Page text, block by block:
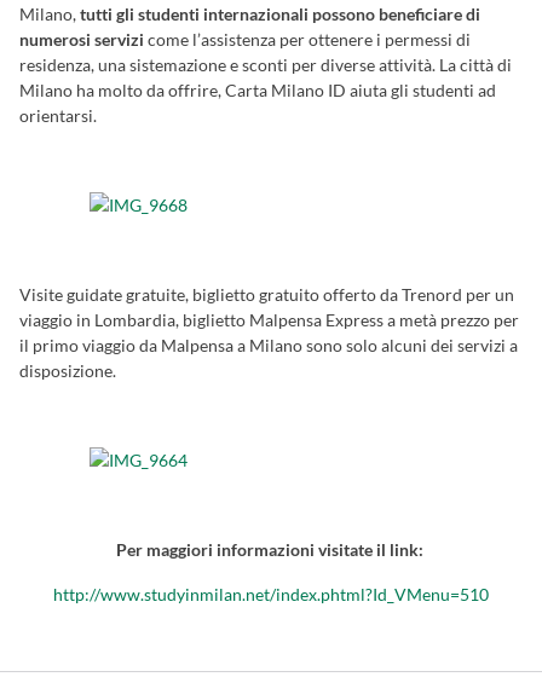
Milano,tutti gli studenti internazionali possono beneficiare di
numerosi servizi come l’assistenza per ottenere i permessi di
residenza, una sistemazione e sconti per diverse attività. La città di
Milano ha molto da offrire, Carta Milano ID aiuta gli studenti ad
orientarsi.
Visite guidate gratuite, biglietto gratuito offerto da Trenord per un
viaggio in Lombardia, biglietto Malpensa Express a metà prezzo per
il primo viaggio da Malpensa a Milano sono solo alcuni dei servizi a
disposizione.
Per maggiori informazioni visitate il link:
http://www.studyinmilan.net/index.phtml?Id_VMenu=510